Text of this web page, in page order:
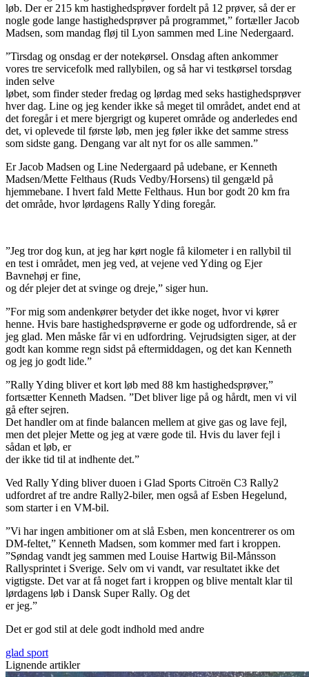
løb. Der er 215 km hastighedsprøver fordelt på 12 prøver, så der er
nogle gode lange hastighedsprøver på programmet,” fortæller Jacob
Madsen, som mandag fløj til Lyon sammen med Line Nedergaard.
”Tirsdag og onsdag er der notekørsel. Onsdag aften ankommer
vores tre servicefolk med rallybilen, og så har vi testkørsel torsdag
inden selve
løbet, som finder steder fredag og lørdag med seks hastighedsprøver
hver dag. Line og jeg kender ikke så meget til området, andet end at
det foregår i et mere bjergrigt og kuperet område og anderledes end
det, vi oplevede til første løb, men jeg føler ikke det samme stress
som sidste gang. Dengang var alt nyt for os alle sammen.”
Er Jacob Madsen og Line Nedergaard på udebane, er Kenneth
Madsen/Mette Felthaus (Ruds Vedby/Horsens) til gengæld på
hjemmebane. I hvert fald Mette Felthaus. Hun bor godt 20 km fra
det område, hvor lørdagens Rally Yding foregår.
”Jeg tror dog kun, at jeg har kørt nogle få kilometer i en rallybil til
en test i området, men jeg ved, at vejene ved Yding og Ejer
Bavnehøj er fine,
og dér plejer det at svinge og dreje,” siger hun.
”For mig som andenkører betyder det ikke noget, hvor vi kører
henne. Hvis bare hastighedsprøverne er gode og udfordrende, så er
jeg glad. Men måske får vi en udfordring. Vejrudsigten siger, at der
godt kan komme regn sidst på eftermiddagen, og det kan Kenneth
og jeg jo godt lide.”
”Rally Yding bliver et kort løb med 88 km hastighedsprøver,”
fortsætter Kenneth Madsen. ”Det bliver lige på og hårdt, men vi vil
gå efter sejren.
Det handler om at finde balancen mellem at give gas og lave fejl,
men det plejer Mette og jeg at være gode til. Hvis du laver fejl i
sådan et løb, er
der ikke tid til at indhente det.”
Ved Rally Yding bliver duoen i Glad Sports Citroën C3 Rally2
udfordret af tre andre Rally2-biler, men også af Esben Hegelund,
som starter i en VM-bil.
”Vi har ingen ambitioner om at slå Esben, men koncentrerer os om
DM-feltet,” Kenneth Madsen, som kommer med fart i kroppen.
”Søndag vandt jeg sammen med Louise Hartwig Bil-Månsson
Rallysprintet i Sverige. Selv om vi vandt, var resultatet ikke det
vigtigste. Det var at få noget fart i kroppen og blive mentalt klar til
lørdagens løb i Dansk Super Rally. Og det
er jeg.”
Det er god stil at dele godt indhold med andre
glad sport
Lignende artikler